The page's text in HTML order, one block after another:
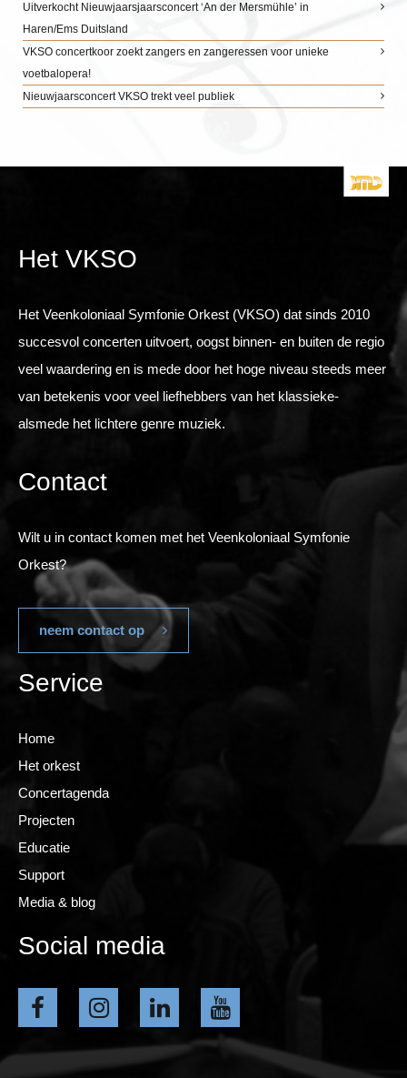
Uitverkocht Nieuwjaarsjaarsconcert ‘An der Mersmühle’ in
Haren/Ems Duitsland
VKSO concertkoor zoekt zangers en zangeressen voor unieke
voetbalopera!
Nieuwjaarsconcert VKSO trekt veel publiek
Het VKSO
Het Veenkoloniaal Symfonie Orkest (VKSO) dat sinds 2010
succesvol concerten uitvoert, oogst binnen- en buiten de regio
veel waardering en is mede door het hoge niveau steeds meer
van betekenis voor veel liefhebbers van het klassieke-
alsmede het lichtere genre muziek.
Contact
Wilt u in contact komen met het Veenkoloniaal Symfonie
Orkest?
neem contact op
Service
Home
Het orkest
Concertagenda
Projecten
Educatie
Support
Media & blog
Social media